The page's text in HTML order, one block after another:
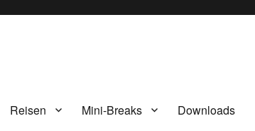
Reisen Mini-Breaks Downloads